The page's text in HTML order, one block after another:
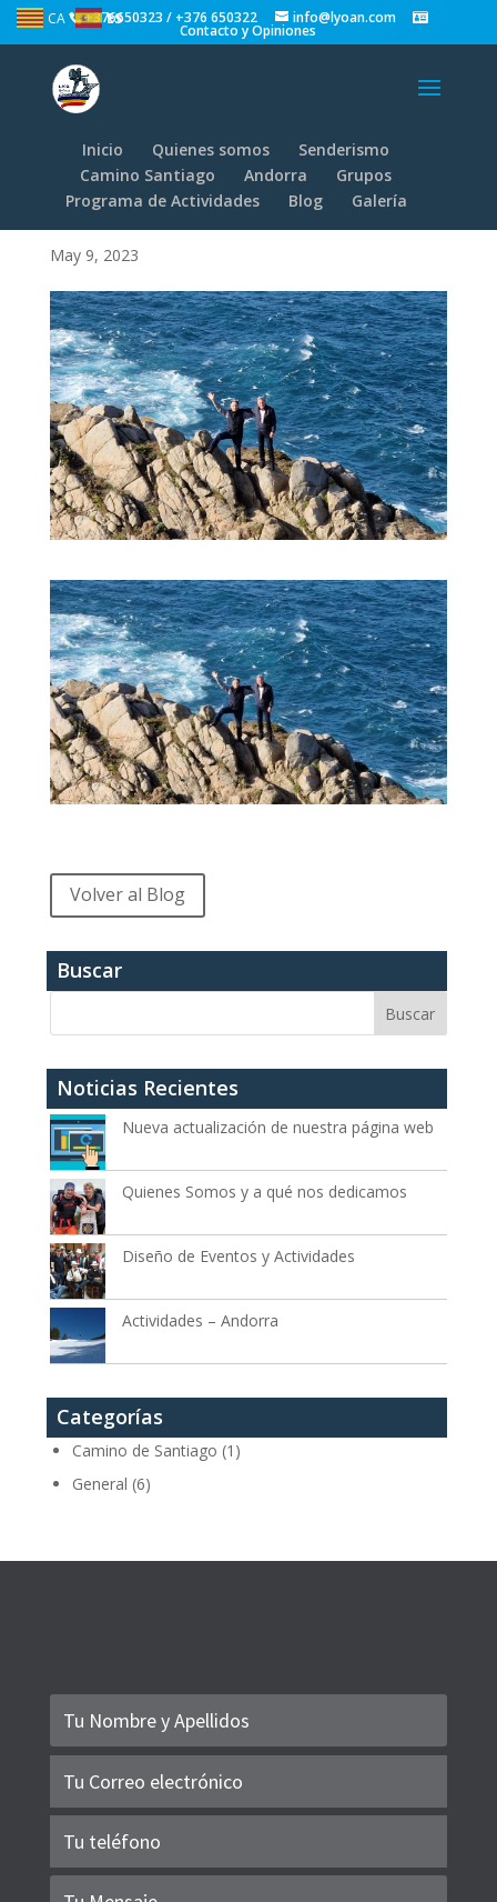
+376650323 / +376 650322 info@lyoan.com
Contacto y Opiniones
WhatsApp Image 2023-
05-08 at 15.10.11
May 9, 2023
Volver al Blog
Buscar
Noticias Recientes
Nueva actualización de nuestra página web
Quienes Somos y a qué nos dedicamos
Diseño de Eventos y Actividades
Actividades – Andorra
Categorías
Camino de Santiago (1)
General (6)
Inicio Quienes somos
Senderismo
Camino Santiago
Andorra
Grupos
Programa de Actividades
Blog Galería
CA ES